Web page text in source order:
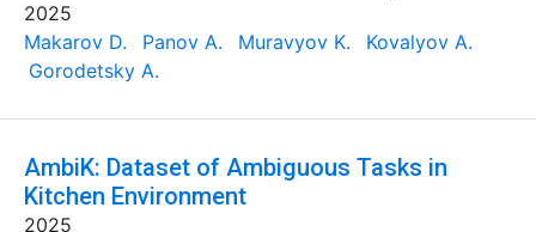
2025
Makarov D.
Panov A. Muravyov K.
Kovalyov A.
Gorodetsky A.
AmbiK: Dataset of Ambiguous Tasks in
Kitchen Environment
2025